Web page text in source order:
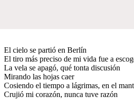
El cielo se partió en Berlín
El tiro más preciso de mi vida fue a
La vela se apagó, qué tonta discusión
Mirando las hojas caer
Cosiendo el tiempo a lágrimas, en el
Crujió mi corazón, nunca tuve razón